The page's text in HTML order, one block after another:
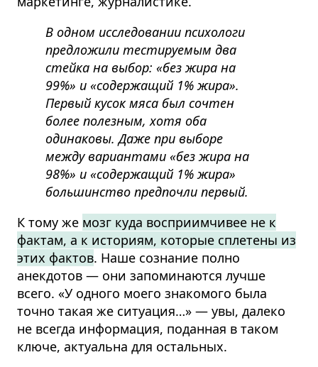
В одном исследовании психологи
предложили тестируемым два
стейка на выбор: «без жира на
99%» и «содержащий 1% жира».
Первый кусок мяса был сочтен
более полезным, хотя оба
одинаковы. Даже при выборе
между вариантами «без жира на
98%» и «содержащий 1% жира»
большинство предпочли первый.
К тому же мозг куда восприимчивее не к
фактам, а к историям, которые сплетены из
этих фактов. Наше сознание полно
анекдотов — они запоминаются лучше
всего. «У одного моего знакомого была
точно такая же ситуация…» — увы, далеко
не всегда информация, поданная в таком
ключе, актуальна для остальных.